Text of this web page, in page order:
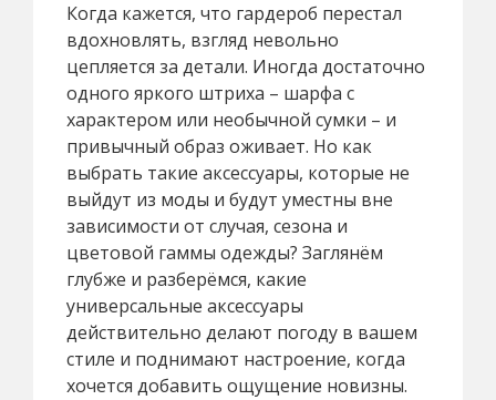
Когда кажется, что гардероб перестал
вдохновлять, взгляд невольно
цепляется за детали. Иногда достаточно
одного яркого штриха – шарфа с
характером или необычной сумки – и
привычный образ оживает. Но как
выбрать такие аксессуары, которые не
выйдут из моды и будут уместны вне
зависимости от случая, сезона и
цветовой гаммы одежды? Заглянём
глубже и разберёмся, какие
универсальные аксессуары
действительно делают погоду в вашем
стиле и поднимают настроение, когда
хочется добавить ощущение новизны.